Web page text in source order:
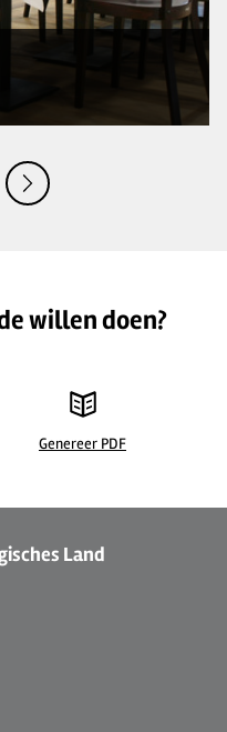
willen doen?
Genereer PDF
Land